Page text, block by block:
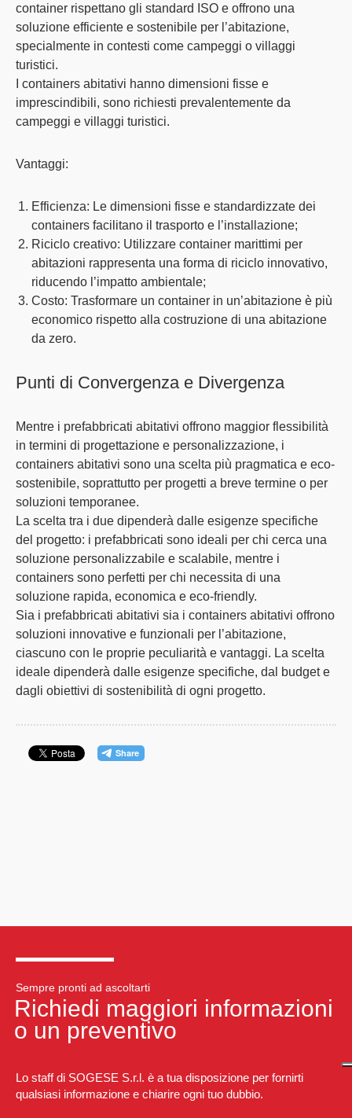
container rispettano gli standard ISO e offrono una
soluzione efficiente e sostenibile per l’abitazione,
specialmente in contesti come campeggi o villaggi
turistici.
I containers abitativi hanno dimensioni fisse e
imprescindibili, sono richiesti prevalentemente da
campeggi e villaggi turistici.
Vantaggi:
Efficienza: Le dimensioni fisse e standardizzate dei
containers facilitano il trasporto e l’installazione;
Riciclo creativo: Utilizzare container marittimi per
abitazioni rappresenta una forma di riciclo innovativo,
riducendo l’impatto ambientale;
Costo: Trasformare un container in un’abitazione è più
economico rispetto alla costruzione di una abitazione
da zero.
Punti di Convergenza e Divergenza
Mentre i prefabbricati abitativi offrono maggior flessibilità
in termini di progettazione e personalizzazione, i
containers abitativi sono una scelta più pragmatica e eco-
sostenibile, soprattutto per progetti a breve termine o per
soluzioni temporanee.
La scelta tra i due dipenderà dalle esigenze specifiche
del progetto: i prefabbricati sono ideali per chi cerca una
soluzione personalizzabile e scalabile, mentre i
containers sono perfetti per chi necessita di una
soluzione rapida, economica e eco-friendly.
Sia i prefabbricati abitativi sia i containers abitativi offrono
soluzioni innovative e funzionali per l’abitazione,
ciascuno con le proprie peculiarità e vantaggi. La scelta
ideale dipenderà dalle esigenze specifiche, dal budget e
dagli obiettivi di sostenibilità di ogni progetto.
Sempre pronti ad ascoltarti
Richiedi maggiori informazioni
o un preventivo
Lo staff di SOGESE S.r.l. è a tua disposizione per fornirti
qualsiasi informazione e chiarire ogni tuo dubbio.